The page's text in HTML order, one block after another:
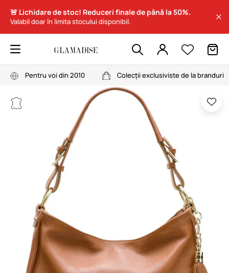
🚨 Lichidare de stoc! Reduceri finale de până la 50%.
Valabil doar în limita stocului disponibil.
Pentru voi din 2010 Colecții exclusiviste de la branduri